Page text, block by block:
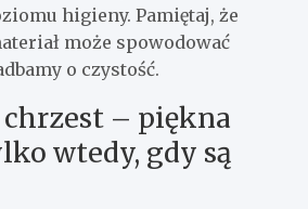
higieny. Pamiętaj, że
może spowodować
o czystość.
– piękna
wtedy, gdy są